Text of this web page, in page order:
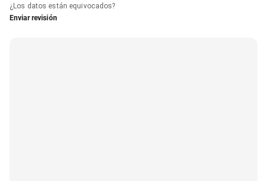
¿Los datos están equivocados?
Enviar revisión